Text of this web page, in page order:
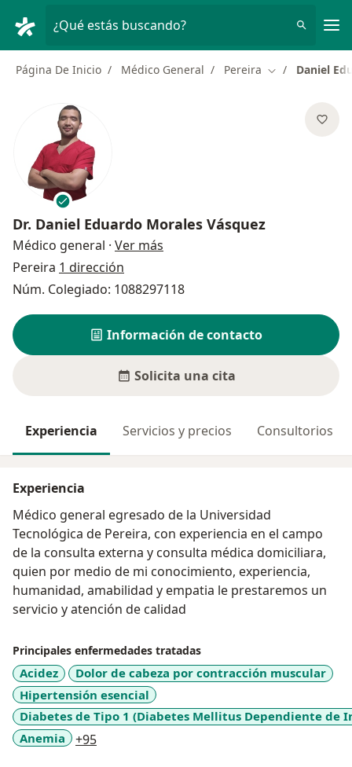
¿Qué estás buscando?
Página De Inicio Médico General Pereira Cambiar de
Daniel
Dr. Daniel Eduardo Morales Vásquez
Médico general · Ver más
Pereira 1 dirección
Núm. Colegiado: 1088297118
Información de contacto
Solicita una cita
Experiencia Servicios y precios Consultorios
Experiencia
Médico general egresado de la Universidad
Tecnológica de Pereira, con experiencia en el campo
de la consulta externa y consulta médica domiciliara,
quien por medio de mi conocimiento, experiencia,
humanidad, amabilidad y empatia le prestaremos un
servicio y atención de calidad
Principales enfermedades tratadas
Acidez
Dolor de cabeza por contracción muscular
Hipertensión esencial
Diabetes de Tipo 1 (Diabetes Mellitus Dependiente de
Anemia
+95a11y_sr_more_diseases